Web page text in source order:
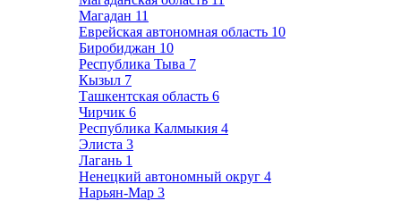
Магадан 11
Еврейская автономная область 10
Биробиджан 10
Республика Тыва 7
Кызыл 7
Ташкентская область 6
Чирчик 6
Республика Калмыкия 4
Элиста 3
Лагань 1
Ненецкий автономный округ 4
Нарьян-Мар 3